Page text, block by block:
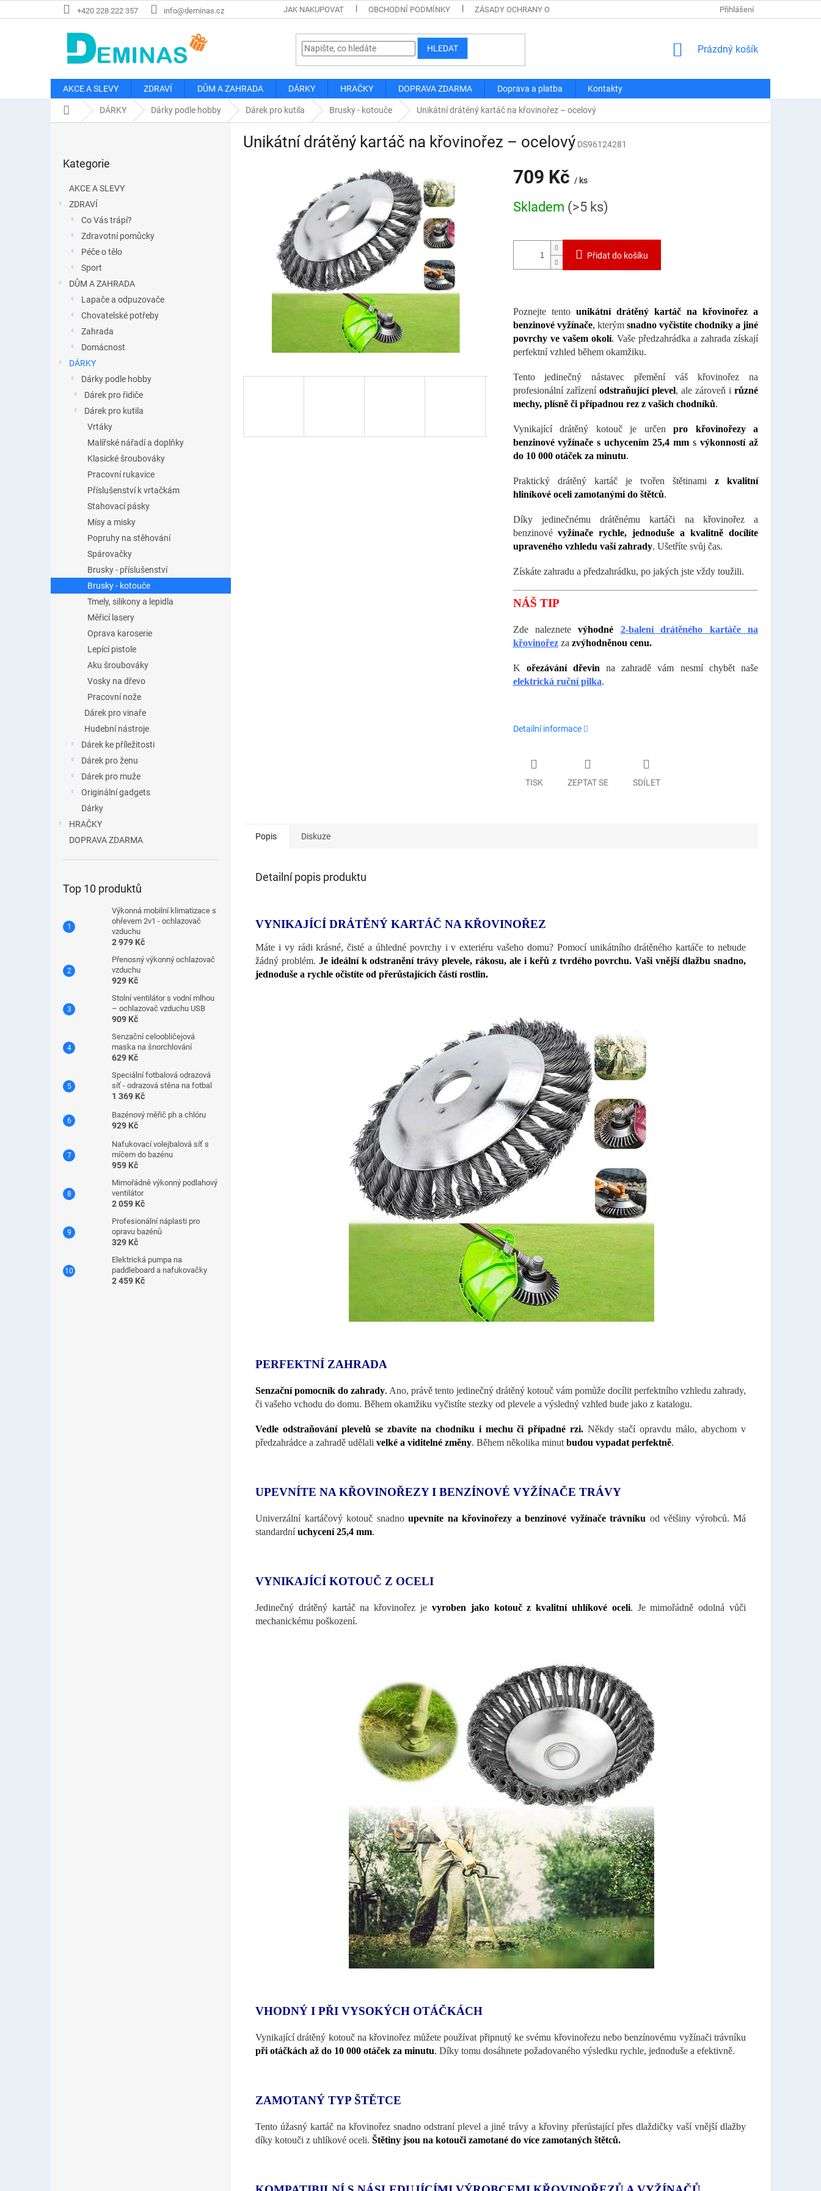
na
+420 228 222 357 info@deminas.cz JAK NAKUPOVAT OBCHODNÍ PODMÍNKY ZÁSADY OCHRANY OSOBNÍCH ÚDAJŮ DOPRAVA A PLATBA
Přihlášení
HLEDAT
NÁKUPNÍ
Prázdný košík
AKCE A SLEVY ZDRAVÍ DŮM A ZAHRADA DÁRKY HRAČKY DOPRAVA ZDARMA Doprava a platba Kontakty
Domů DÁRKY Dárky podle hobby Dárek pro kutila Brusky - kotouče Unikátní drátěný kartáč na křovinořez – ocelový
kategorie
Kategorie
AKCE A SLEVY
ZDRAVÍ
Co Vás trápí?
Zdravotní pomůcky
Péče o tělo
Sport
DŮM A ZAHRADA
Lapače a odpuzovače
Chovatelské potřeby
Zahrada
Domácnost
DÁRKY
Dárky podle hobby
Dárek pro řidiče
Dárek pro kutila
Vrtáky
Malířské nářadí a doplňky
Klasické šroubováky
Pracovní rukavice
Příslušenství k vrtačkám
Stahovací pásky
Mísy a misky
Popruhy na stěhování
Spárovačky
Brusky - příslušenství
Brusky - kotouče
Tmely, silikony a lepidla
Měřicí lasery
Oprava karoserie
Lepící pistole
Aku šroubováky
Vosky na dřevo
Pracovní nože
Dárek pro vinaře
Hudební nástroje
Dárek ke příležitosti
Dárek pro ženu
Dárek pro muže
Originální gadgets
Dárky
HRAČKY
DOPRAVA ZDARMA
Top 10 produktů
Výkonná mobilní klimatizace s
ohřevem 2v1 - ochlazovač
vzduchu
2 979 Kč
Přenosný výkonný ochlazovač
vzduchu
929 Kč
Stolní ventilátor s vodní mlhou
– ochlazovač vzduchu USB
909 Kč
Senzační celoobličejová
maska ​​na šnorchlování
629 Kč
Speciální fotbalová odrazová
síť - odrazová stěna na fotbal
1 369 Kč
Bazénový měřič ph a chlóru
929 Kč
Nafukovací volejbalová síť s
míčem do bazénu
959 Kč
Mimořádně výkonný podlahový
ventilátor
2 059 Kč
Profesionální náplasti pro
opravu bazénů
329 Kč
Elektrická pumpa na
paddleboard a nafukovačky
2 459 Kč
Unikátní drátěný kartáč na křovinořez – ocelový DS96124281
709 Kč / ks
cena:
Skladem (>5 ks)
Přidat do košíku
Poznejte tento unikátní drátěný kartáč na křovinořez a
benzinové vyžínače, kterým snadno vyčistíte chodníky a jiné
povrchy ve vašem okolí. Vaše předzahrádka a zahrada získají
perfektní vzhled během okamžiku.
Tento jedinečný nástavec přemění váš křovinořez na
profesionální zařízení odstraňující plevel, ale zároveň i různé
mechy, plísně či případnou rez z vašich chodníků.
Vynikající drátěný kotouč je určen pro křovinořezy a
benzinové vyžínače s uchycením 25,4 mm svýkonností až
do 10 000 otáček za minutu.
Praktický drátěný kartáč je tvořen štětinami z kvalitní
hliníkové oceli zamotanými do štětců.
Díky jedinečnému drátěnému kartáči na křovinořez a
benzinovévyžínače rychle, jednoduše a kvalitně docílíte
upraveného vzhledu vaší zahrady. Ušetříte svůj čas.
Získáte zahradu a předzahrádku, po jakých jste vždy toužili.
NÁŠ TIP
Zde naleznetevýhodné 2-balení drátěného kartáče na
křovinořezza zvýhodněnou cenu.
K ořezávání dřevinna zahradě vám nesmí chybět naše
elektrická ruční pilka.
Detailní informace
TISK ZEPTAT SE SDÍLET
Popis Diskuze
Detailní popis produktu
VYNIKAJÍCÍ DRÁTĚNÝ KARTÁČ NA KŘOVINOŘEZ
Máte i vy rádi krásné, čisté a úhledné povrchy i v exteriéru vašeho domu? Pomocí unikátního drátěného kartáče to nebude
žádný problém. Je ideální k odstranění trávy plevele, rákosu, ale i keřů z tvrdého povrchu.Vaši vnější dlažbu snadno,
jednoduše a rychle očistíte od přerůstajících částí rostlin.
PERFEKTNÍ ZAHRADA
Senzační pomocník do zahrady. Ano, právě tento jedinečný drátěný kotouč vám pomůže docílit perfektního vzhledu zahrady,
či vašeho vchodu do domu. Během okamžiku vyčistíte stezky od plevele a výsledný vzhled bude jako z katalogu.
Vedle odstraňování plevelů se zbavíte na chodníku i mechu či případné rzi. Někdy stačí opravdu málo, abychom v
předzahrádce a zahradě udělali velké a viditelné změny. Během několika minut budou vypadat perfektně.
UPEVNÍTE NA KŘOVINOŘEZY I BENZÍNOVÉ VYŽÍNAČE TRÁVY
Univerzální kartáčový kotouč snadno upevníte na křovinořezy a benzinové vyžínače trávníku od většiny výrobců. Má
standardníuchycení 25,4 mm.
VYNIKAJÍCÍ KOTOUČ Z OCELI
Jedinečný drátěný kartáč na křovinořez je vyroben jako kotouč z kvalitní uhlíkové oceli. Je mimořádně odolná vůči
mechanickému poškození.
VHODNÝ I PŘI VYSOKÝCH OTÁČKÁCH
Vynikající drátěný kotouč na křovinořez můžete používat připnutý ke svému křovinořezu nebo benzínovému vyžínači trávníku
při otáčkách až do 10 000 otáček za minutu. Díky tomu dosáhnete požadovaného výsledku rychle, jednoduše a efektivně.
ZAMOTANÝ TYP ŠTĚTCE
Tento úžasný kartáč na křovinořez snadno odstraní plevel a jiné trávy a křoviny přerůstající přes dlaždičky vaší vnější dlažby
díky kotouči z uhlíkové oceli. Štětiny jsou na kotouči zamotané do více zamotaných štětců.